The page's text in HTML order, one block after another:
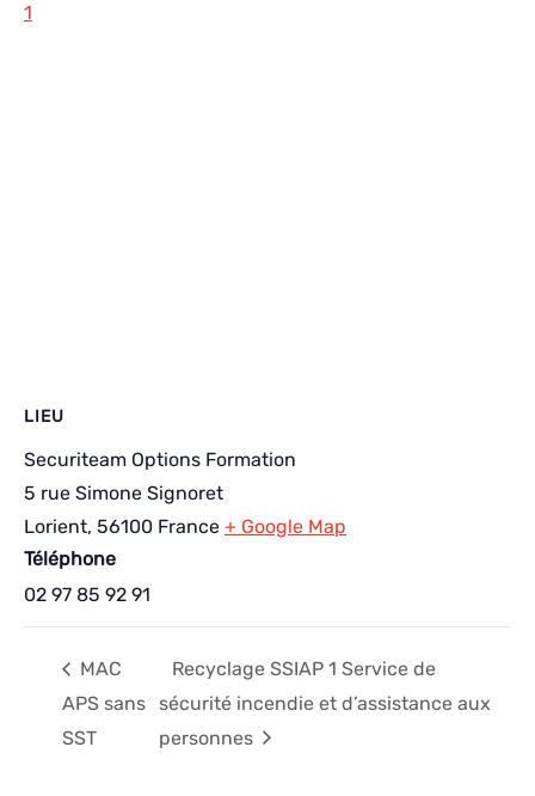
1
LIEU
Securiteam Options Formation
5 rue Simone Signoret
Lorient, 56100 France + Google Map
Téléphone
02 97 85 92 91
MAC
APS sans
SST
Recyclage SSIAP 1 Service de
sécurité incendie et d’assistance aux
personnes